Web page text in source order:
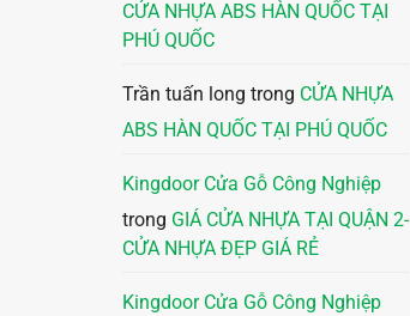
CỬA NHỰA ABS HÀN QUỐC TẠI
PHÚ QUỐC
Trần tuấn long trong CỬA NHỰA
ABS HÀN QUỐC TẠI PHÚ QUỐC
Kingdoor Cửa Gỗ Công Nghiệp
trong GIÁ CỬA NHỰA TẠI QUẬN 2-
CỬA NHỰA ĐẸP GIÁ RẺ
Kingdoor Cửa Gỗ Công Nghiệp